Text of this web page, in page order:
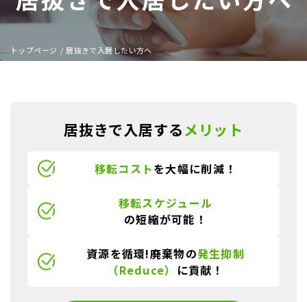
トップページ / 居抜きで入居したい方へ
居抜きで入居するメリット
移転コストを大幅に削減！
移転スケジュール
の短縮が可能！
資源を循環!廃棄物の発生抑制
（Reduce）
に貢献！